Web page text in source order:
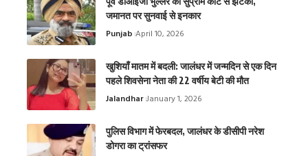
जमानत पर सुनवाई से इनकार
Punjab April 10, 2026
खुशियाँ मातम में बदली: जालंधर में जन्मदिन से एक दिन
पहले शिवसेना नेता की 22 वर्षीय बेटी की मौत
Jalandhar January 1, 2026
पुलिस विभाग में फेरबदल, जालंधर के डीसीपी नरेश
डोगरा का ट्रांसफर